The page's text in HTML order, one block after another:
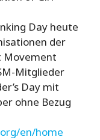
Day heute
der
Movement
Mitglieder
Day mit
ohne Bezug
en/home